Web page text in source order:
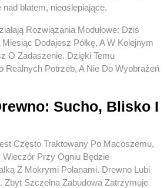
nad blatem, nieoślepiające.
Rozwiązania Modułowe: Dziś
Dodajesz Półkę, A W Kolejnym
O Zadaszenie. Dzięki Temu
Realnych Potrzeb, A Nie Do Wyobrażeń
Sucho, Blisko I
Często Traktowany Po Macoszemu,
Przy Ogniu Będzie
Z Mokrymi Polanami. Drewno Lubi
Zbyt Szczelna Zabudowa Zatrzymuje